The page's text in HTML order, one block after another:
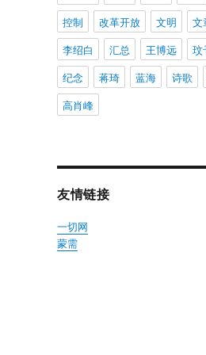
控制
改革开放 文明 文
李绍白
汇总 王博远 玟
纪念
蒋琦 蓝海 诗歌
高肖峰
友情链接
一切网
蒙需